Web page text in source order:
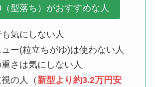
型落ち）がおすすめな人
気にしない人
ー(粒立ちがゆ)は使わない人
さは気にしない人
の人（ 新型より約3.2万円安